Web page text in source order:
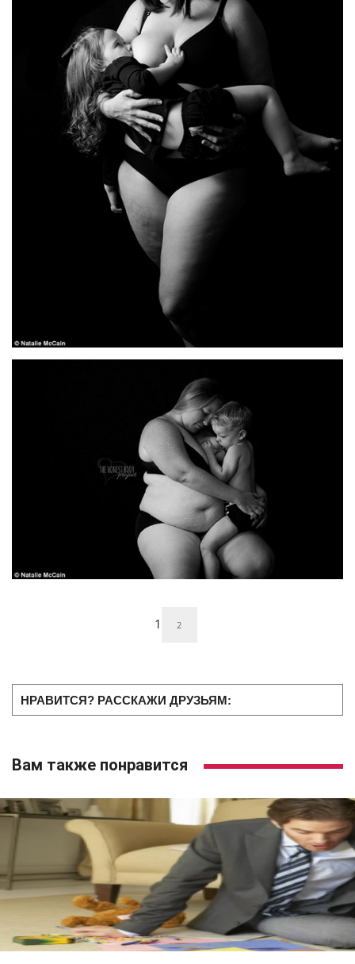
1 2
НРАВИТСЯ? РАССКАЖИ ДРУЗЬЯМ:
Вам также понравится